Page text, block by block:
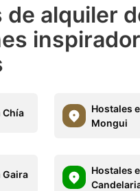
de alquiler
Chía
Hostales
Mongui
Gaira
Hostales